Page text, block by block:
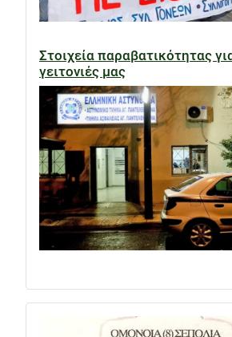
Στοιχεία παραβατικότητας
γειτονιές μας